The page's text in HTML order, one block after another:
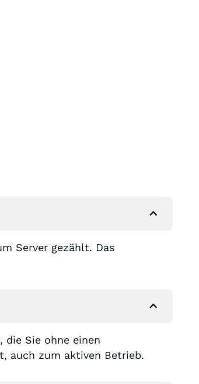
Server gezählt. Das
die Sie ohne einen
auch zum aktiven Betrieb.